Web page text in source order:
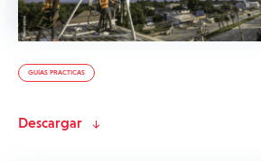
GUÍAS PRACTICAS
Descargar